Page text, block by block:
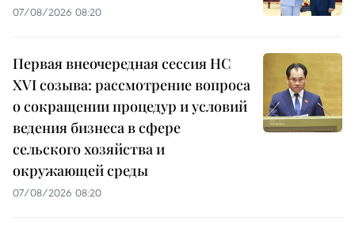
07/08/2026 08:20
Первая внеочередная сессия НС
XVI созыва: рассмотрение вопроса
о сокращении процедур и условий
ведения бизнеса в сфере
сельского хозяйства и
окружающей среды
07/08/2026 08:20